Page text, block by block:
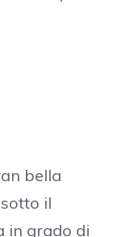
bella
il
in grado di